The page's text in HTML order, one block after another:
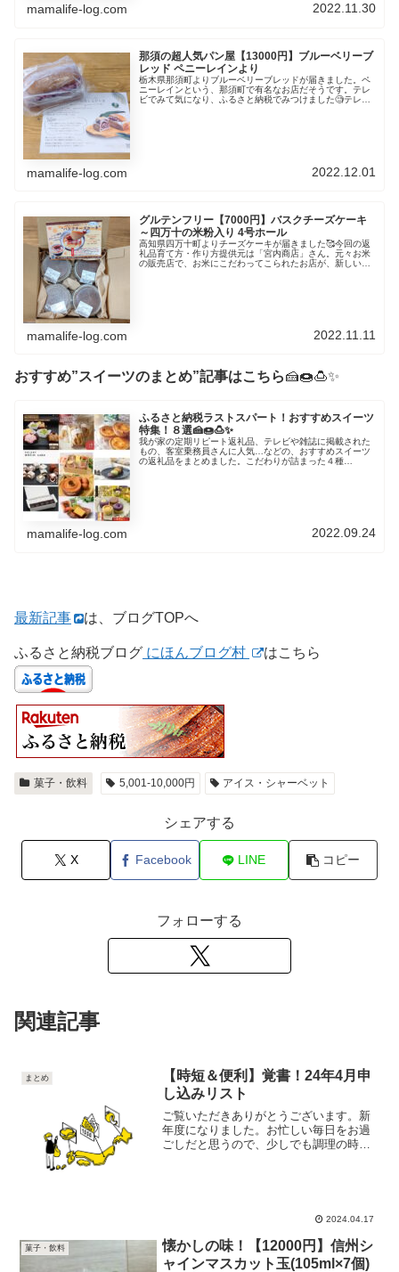
mamalife-log.com 2022.11.30
那須の超人気パン屋【13000円】ブルーベリーブ
レッド ペニーレインより
栃木県那須町よりブルーベリーブレッドが届きました。ペ
ニーレインという、那須町で有名なお店だそうです。テレ
ビでみて気になり、ふるさと納税でみつけました🧐テレビ
mamalife-log.com 2022.12.01
グルテンフリー【7000円】バスクチーズケーキ
～四万十の米粉入り 4号ホール
高知県四万十町よりチーズケーキが届きました🥰今回の返
礼品育て方・作り方提供元は「宮内商店」さん。元々お米
の販売店で、お米にこだわってこられたお店が、新しいお
mamalife-log.com 2022.11.11
おすすめ”スイーツのまとめ”記事はこちら🍰🍩🍮✨
ふるさと納税ラストスパート！おすすめスイーツ
特集！８選🍰🍩🍮✨
我が家の定期リピート返礼品、テレビや雑誌に掲載された
もの、客室乗務員さんに人気…などの、おすすめスイーツ
の返礼品をまとめました。こだわりが詰まった４種
mamalife-log.com 2022.09.24
最新記事 は、ブログTOPへ
ふるさと納税ブログ にほんブログ村 はこちら
菓子・飲料 5,001-10,000円 アイス・シャーベット
シェアする
X Facebook LINE コピー
フォローする
関連記事
まとめ
【時短＆便利】覚書！24年4月申
し込みリスト
ご覧いただきありがとうございます。新
年度になりました。お忙しい毎日をお過
ごしだと思うので、少しでも調理の時短
2024.04.17
菓子・飲料
懐かしの味！【12000円】信州シ
ャインマスカット玉(105ml×7個)